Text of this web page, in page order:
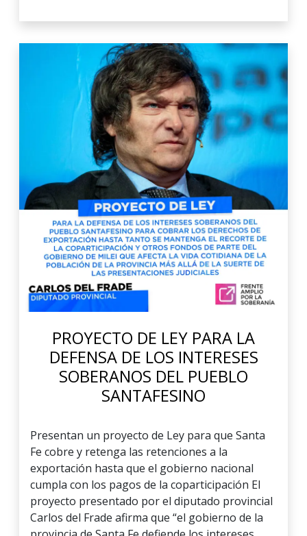
PROYECTO DE LEY PARA LA
DEFENSA DE LOS INTERESES
SOBERANOS DEL PUEBLO
SANTAFESINO
Presentan un proyecto de Ley para que Santa
Fe cobre y retenga las retenciones a la
exportación hasta que el gobierno nacional
cumpla con los pagos de la coparticipación El
proyecto presentado por el diputado provincial
Carlos del Frade afirma que “el gobierno de la